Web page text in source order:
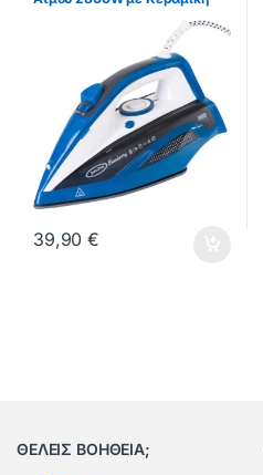
39,90€
ΘΕΛΕΙΣ ΒΟΗΘΕΙΑ;